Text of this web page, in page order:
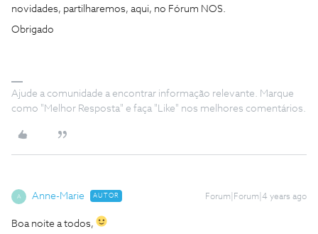
novidades, partilharemos, aqui, no Fórum NOS.
Obrigado
Ajude a comunidade a encontrar informação relevante. Marque
como "Melhor Resposta" e faça "Like" nos melhores comentários.
A Anne-Marie AUTOR Forum|Forum|4 years ago
Boa noite a todos,